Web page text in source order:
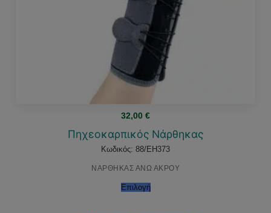
32,00 €
Πηχεοκαρπικός Νάρθηκας
Κωδικός: 88/EH373
ΝΑΡΘΗΚΑΣ ΑΝΩ ΑΚΡΟΥ
Επιλογή